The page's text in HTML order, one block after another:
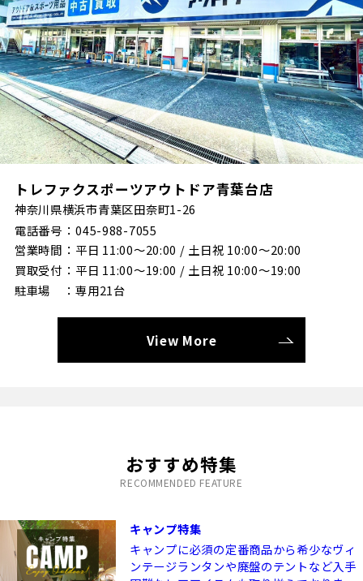
トレファクスポーツアウトドア青葉台店
神奈川県横浜市青葉区田奈町1-26
電話番号
045-988-7055
営業時間
平日 11:00～20:00 / 土日祝 10:00～20:00
買取受付
平日 11:00～19:00 / 土日祝 10:00～19:00
駐車場
専用21台
View More
おすすめ特集
RECOMMENDED FEATURE
キャンプ特集
キャンプに必須の定番商品から希少なヴィ
ンテージランタンや廃盤のテントなど入手